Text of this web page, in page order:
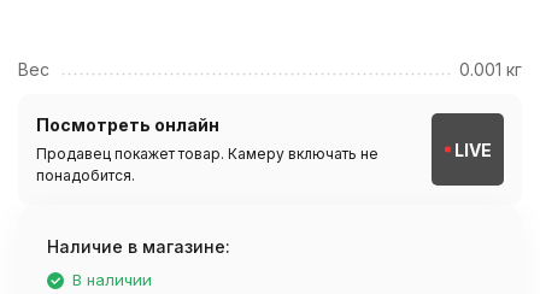
Вес 0.001 кг
Посмотреть онлайн
Продавец покажет товар. Камеру включать не
понадобится.
LIVE
Наличие в магазине:
В наличии